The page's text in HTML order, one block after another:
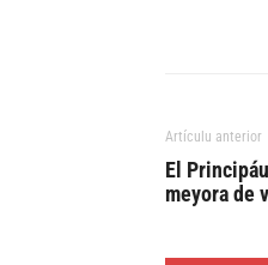
Artículu anterior
El
meyora de